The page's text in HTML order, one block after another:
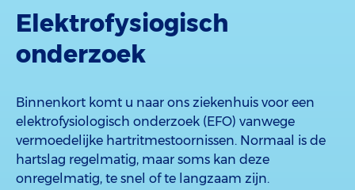
Elektrofysiogisch
onderzoek
Binnenkort komt u naar ons ziekenhuis voor een
elektrofysiologisch onderzoek (EFO) vanwege
vermoedelijke hartritmestoornissen. Normaal is de
hartslag regelmatig, maar soms kan deze
onregelmatig, te snel of te langzaam zijn.